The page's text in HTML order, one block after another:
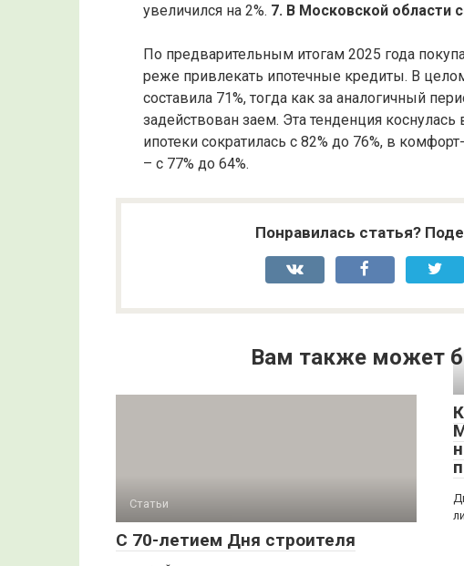
увеличился на 2%. 7. В Московской области
По предварительным итогам 2025 года
реже привлекать ипотечные кредиты. В
составила 71%, тогда как за аналогичный
задействован заем. Эта тенденция коснулась
ипотеки сократилась с 82% до 76%, в
– с 77% до 64%.
Понравилась статья?
Вам также может
Статьи
С 70-летием Дня строителя